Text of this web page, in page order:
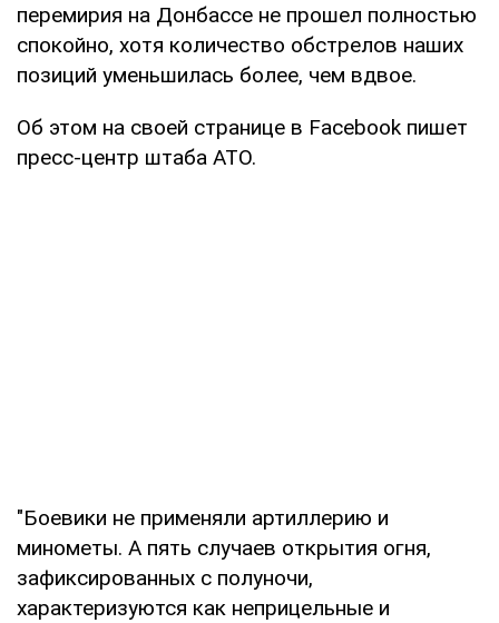
перемирия на Донбассе не прошел полностью
спокойно, хотя количество обстрелов наших
позиций уменьшилась более, чем вдвое.
Об этом на своей странице в Facebook пишет
пресс-центр штаба АТО.
"Боевики не применяли артиллерию и
минометы. А пять случаев открытия огня,
зафиксированных с полуночи,
характеризуются как неприцельные и